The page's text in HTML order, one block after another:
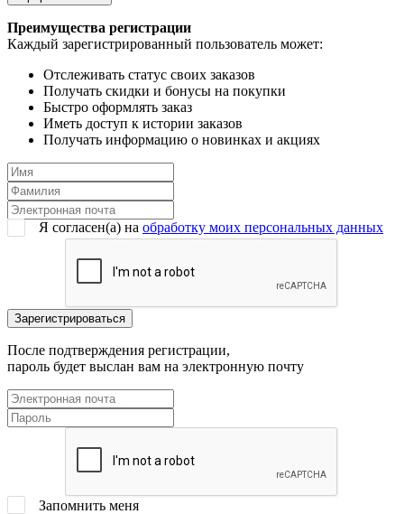
Преимущества регистрации
Каждый зарегистрированный пользователь может:
Отслеживать статус своих заказов
Получать скидки и бонусы на покупки
Быстро оформлять заказ
Иметь доступ к истории заказов
Получать информацию о новинках и акциях
Я согласен(a) на обработку моих персональных данных
После подтверждения регистрации,
пароль будет выслан вам на электронную почту
Запомнить меня